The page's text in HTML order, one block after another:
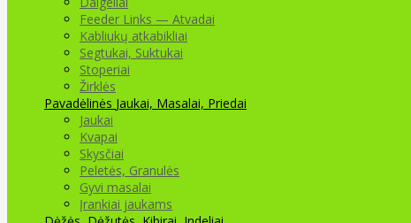
Feeder Links — Atvadai
Kabliukų atkabikliai
Segtukai, Suktukai
Stoperiai
Žirklės
Pavadėlinės Jaukai, Masalai, Priedai
Jaukai
Kvapai
Skysčiai
Peletės, Granulės
Gyvi masalai
Įrankiai jaukams